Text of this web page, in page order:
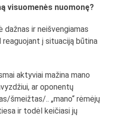
visuomenės nuomonę?
dažnas ir neišvengiamas
į situaciją būtina
aktyviai mažina mano
ar oponentų
šmeižtas/.. „mano“ rėmėjų
ir todėl keičiasi jų